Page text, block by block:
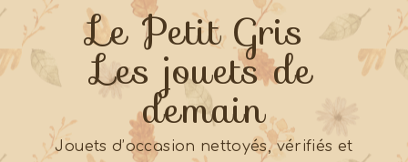
Le Petit Gris
Les jouets de
demain
Jouets d’occasion nettoyés, vérifiés et